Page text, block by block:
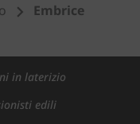
Embrice
in laterizio
edili